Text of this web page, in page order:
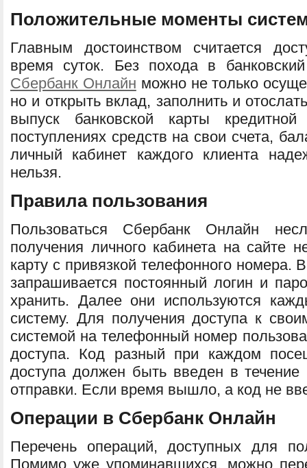
Положительные моменты
Главным достоинством считается
время суток. Без похода в
Сбербанк Онлайн можно не только
но и открыть вклад, заполнить и
выпуск банковской карты
поступлениях средств на свои счета,
личный кабинет каждого клиента
нельзя.
Правила пользования
Пользоваться Сбербанк Онлайн
получения личного кабинета на сайте
карту с привязкой телефонного
запрашивается постоянный логин и
хранить. Далее они используются
систему. Для получения доступа к
системой на телефонный номер
доступа. Код разный при каждом
доступа должен быть введен в течение
отправки. Если время вышло, а код не
Операции в Сбербанк Онлайн
Перечень операций, доступных для
Помимо уже упоминавшихся, можно